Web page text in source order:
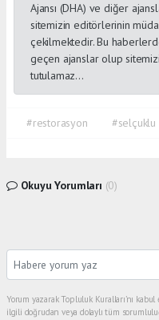
Ajansı (DHA) ve diğer
sitemizin editörlerinin
çekilmektedir. Bu
geçen ajanslar olup
tutulamaz...
#restorasyon #selçuklu
Okuyu Yorumları (0)
Yorum yazarak Topluluk Kuralları’nı
ilgili doğrudan veya dolaylı tüm